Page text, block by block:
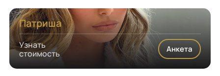
Патриша
Узнать
стоимость
Анкета